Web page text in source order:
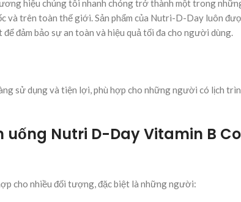
hiệu chúng tôi nhanh chóng trở thành một trong
và trên toàn thế giới. Sản phẩm của Nutri-D-Day luôn
đảm bảo sự an toàn và hiệu quả tối đa cho người dùng.
sử dụng và tiện lợi, phù hợp cho những người có lịch
uống Nutri D-Day Vitamin B
cho nhiều đối tượng, đặc biệt là những người: